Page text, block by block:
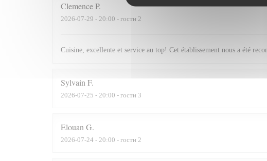
ClemenceP
2026-07-29 - 20:00 - гости 2
Cuisine, excellente et service au top! Cet établissement nous a été
Sylvain F
2026-07-25 - 20:00 - гости 3
Elouan G
2026-07-24 - 20:00 - гости 2